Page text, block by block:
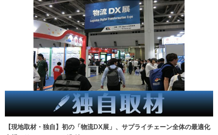
【現地取材・独自】初の「物流DX展」、サプライチェーン全体の最適化